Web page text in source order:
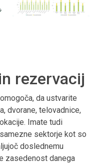
rezervacij
da ustvarite
dvorane, telovadnice,
Imate tudi
sektorje kot so
doslednemu
zasedenost danega